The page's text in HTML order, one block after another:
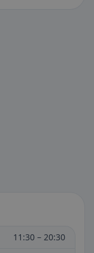
11:30 – 20:30